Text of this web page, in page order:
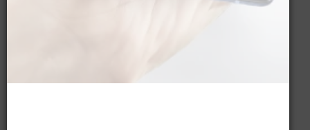
Relaks niekoniecznie musi wiązać się z wyjazdem do
rezygnacji z prywatności czy bezpieczeństwa. Dzięki